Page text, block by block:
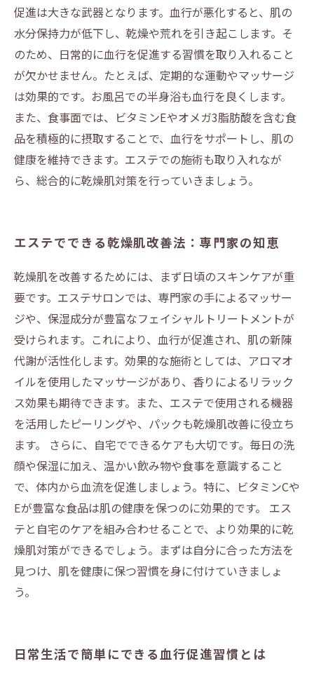
促進は大きな武器となります。血行が悪化すると、肌の
水分保持力が低下し、乾燥や荒れを引き起こします。そ
のため、日常的に血行を促進する習慣を取り入れること
が欠かせません。たとえば、定期的な運動やマッサージ
は効果的です。お風呂での半身浴も血行を良くします。
また、食事面では、ビタミンEやオメガ3脂肪酸を含む食
品を積極的に摂取することで、血行をサポートし、肌の
健康を維持できます。エステでの施術も取り入れなが
ら、総合的に乾燥肌対策を行っていきましょう。
エステでできる乾燥肌改善法：専門家の知恵
乾燥肌を改善するためには、まず日頃のスキンケアが重
要です。エステサロンでは、専門家の手によるマッサー
ジや、保湿成分が豊富なフェイシャルトリートメントが
受けられます。これにより、血行が促進され、肌の新陳
代謝が活性化します。効果的な施術としては、アロマオ
イルを使用したマッサージがあり、香りによるリラック
ス効果も期待できます。また、エステで使用される機器
を活用したピーリングや、パックも乾燥肌改善に役立ち
ます。 さらに、自宅でできるケアも大切です。毎日の洗
顔や保湿に加え、温かい飲み物や食事を意識すること
で、体内から血流を促進しましょう。特に、ビタミンCや
Eが豊富な食品は肌の健康を保つのに効果的です。 エス
テと自宅のケアを組み合わせることで、より効果的に乾
燥肌対策ができるでしょう。まずは自分に合った方法を
見つけ、肌を健康に保つ習慣を身に付けていきましょ
う。
日常生活で簡単にできる血行促進習慣とは